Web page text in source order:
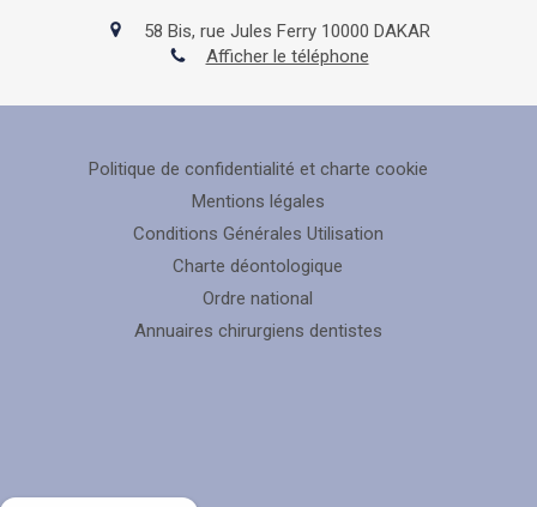
58 Bis, rue Jules Ferry 10000 DAKAR
Afficher le téléphone
Politique de confidentialité et charte cookie
Mentions légales
Conditions Générales Utilisation
Charte déontologique
Ordre national
Annuaires chirurgiens dentistes